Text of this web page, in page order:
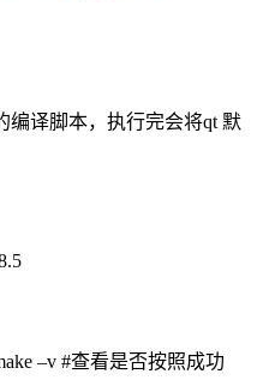
编译脚本，执行完会将qt 默
–v #查看是否按照成功